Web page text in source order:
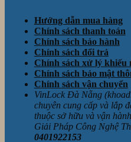
Hướng dẫn mua hàng
Chính sách thanh toán
Chính sách bảo hành
Chính sách đổi trả
Chính sách xử lý khiếu
Chính sách bảo mật
Chính sách vận chuyển
VinLock Đà Nẵng
chuyên cung cấp và lắp
thuộc sở hữu và vận
Giải Pháp Công Nghệ
0401922153